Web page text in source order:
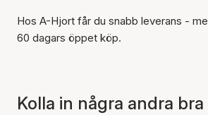
Artikeln har lagts till i
Hos A-Hjort får du snabb leverans -
60 dagars öppet köp.
Kolla in några andra bra